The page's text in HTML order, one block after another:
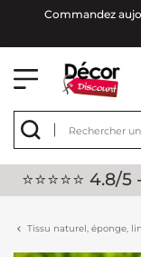
Commandez
⭐⭐⭐⭐⭐
Tissu naturel, éponge,